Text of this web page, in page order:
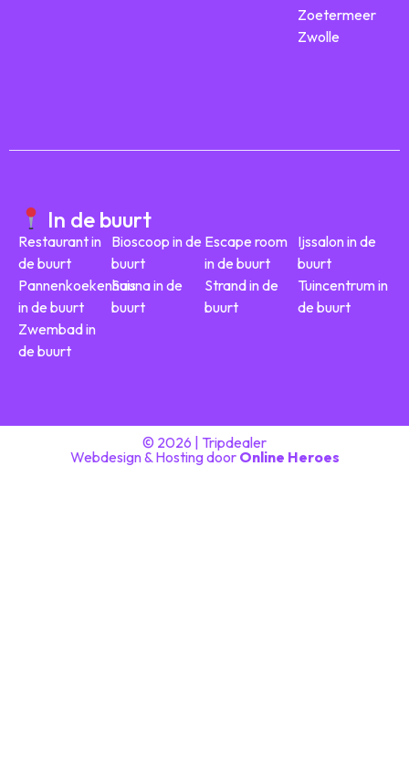
Zoetermeer
Zwolle
In de buurt
Restaurant in
de buurt
Pannenkoekenhuis
in de buurt
Zwembad in
de buurt
Bioscoop in de
buurt
Sauna in de
buurt
Escape room
in de buurt
Strand in de
buurt
Ijssalon in de
buurt
Tuincentrum in
de buurt
© 2026 | Tripdealer
Webdesign & Hosting door Online Heroes